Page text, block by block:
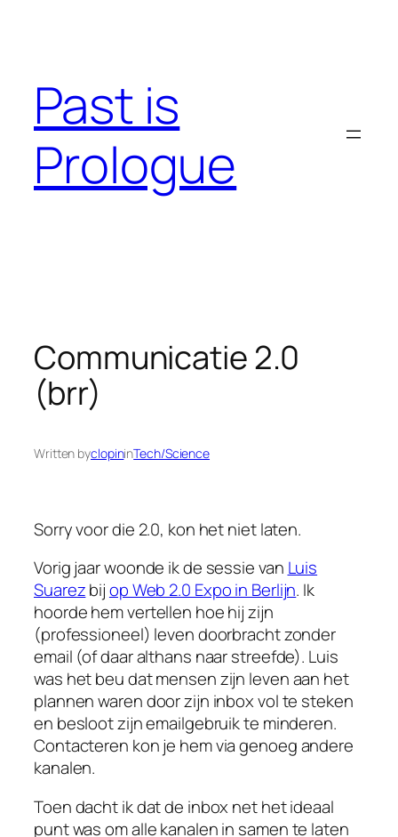
Past is
Prologue
Communicatie 2.0
(brr)
Written byclopininTech/Science
Sorry voor die 2.0, kon het niet laten.
Vorig jaar woonde ik de sessie van Luis
Suarezbijop Web 2.0 Expo in Berlijn. Ik
hoorde hem vertellen hoe hij zijn
(professioneel) leven doorbracht zonder
email (of daar althans naar streefde). Luis
was het beu dat mensen zijn leven aan het
plannen waren door zijn inbox vol te steken
en besloot zijn emailgebruik te minderen.
Contacteren kon je hem via genoeg andere
kanalen.
Toen dacht ik dat de inbox net het ideaal
punt was om alle kanalen in samen te laten